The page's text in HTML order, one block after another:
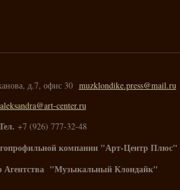
д.7, офис 30 muzklondike.press@mail.ru
aleksandra@art-center.ru
+7 (926) 777-32-48
компании "Арт-Центр Плюс"
Агентства "Музыкальный Клондайк"